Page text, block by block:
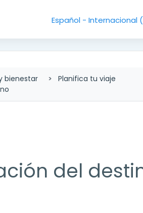
Español - Internacional
bienestar
Planifica tu viaje
del